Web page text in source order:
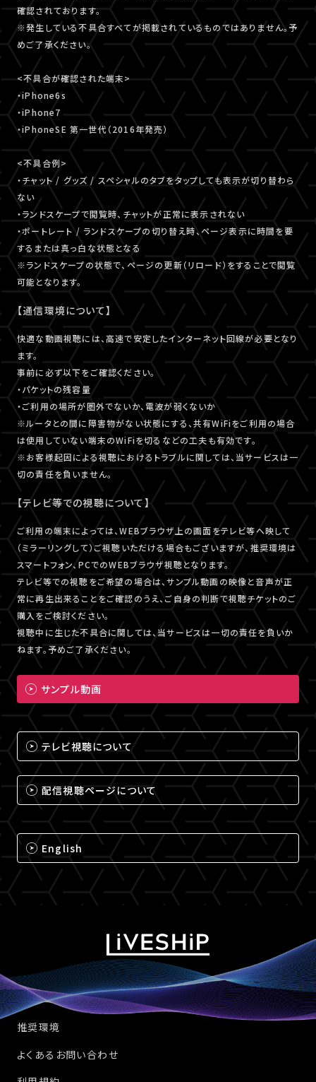
確認されております。
※発生している不具合すべてが掲載されているものではありません。予
めご了承ください。
<不具合が確認された端末>
・iPhone6s
・iPhone7
・iPhoneSE 第一世代（2016年発売）
<不具合例>
・チャット / グッズ / スペシャルのタブをタップしても表示が切り替わら
ない
・ランドスケープで閲覧時、チャットが正常に表示されない
・ポートレート / ランドスケープの切り替え時、ページ表示に時間を要
するまたは真っ白な状態となる
※ランドスケープの状態で、ページの更新（リロード）をすることで閲覧
可能となります。
【通信環境について】
快適な動画視聴には、高速で安定したインターネット回線が必要となり
ます。
事前に必ず以下をご確認ください。
・パケットの残容量
・ご利用の場所が圏外でないか、電波が弱くないか
※ルータとの間に障害物がない状態にする、共有WiFiをご利用の場合
は使用していない端末のWiFiを切るなどの工夫も有効です。
※お客様起因による視聴におけるトラブルに関しては、当サービスは一
切の責任を負いません。
【テレビ等での視聴について】
ご利用の端末によっては、WEBブラウザ上の画面をテレビ等へ映して
（ミラーリングして）ご視聴いただける場合もございますが、推奨環境は
スマートフォン、PCでのWEBブラウザ視聴となります。
テレビ等での視聴をご希望の場合は、サンプル動画の映像と音声が正
常に再生出来ることをご確認のうえ、ご自身の判断で視聴チケットのご
購入をご検討ください。
視聴中に生じた不具合に関しては、当サービスは一切の責任を負いか
ねます。予めご了承ください。
サンプル動画
テレビ視聴について
配信視聴ページについて
English
推奨環境
よくあるお問い合わせ